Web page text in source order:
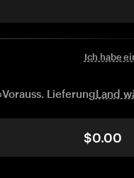
Ich habe
Vorauss. LieferungLand
$0.00